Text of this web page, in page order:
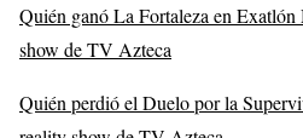
Quién ganó La Fortaleza en
show de TV Azteca
Quién perdió el Duelo por la